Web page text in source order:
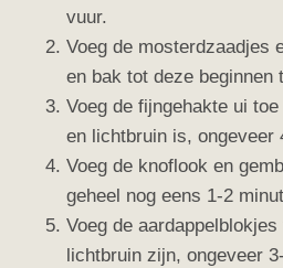
vuur.
Voeg de mosterdzaadjes
en bak tot deze beginnen
Voeg de fijngehakte ui
en lichtbruin is, ongeveer
Voeg de knoflook en
geheel nog eens 1-2
Voeg de
lichtbruin zijn, ongeveer